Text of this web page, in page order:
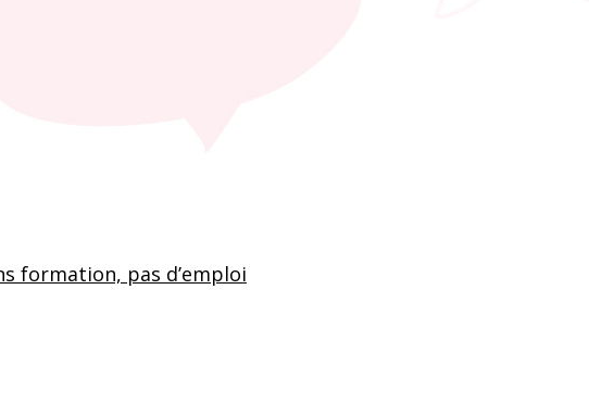
formation, pas d’emploi